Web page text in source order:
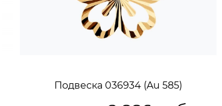
Подвеска 036934 (Au 585)